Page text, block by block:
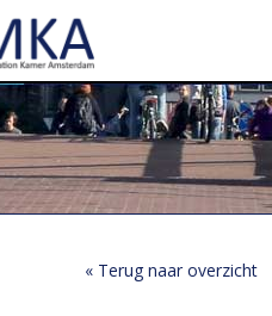
« Terug naar overzicht